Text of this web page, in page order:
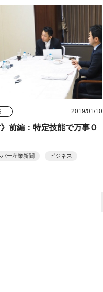
2019/01/10
》前編：特定技能で万事Ｏ
バー産業新聞 ビジネス